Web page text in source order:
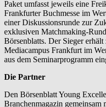
Paket umfasst jeweils eine
Frankfurter Buchmesse im
einer Diskussionsrunde zur
exklusiven Matchmaking-
Börsenblatts. Der Sieger
Mediacampus Frankfurt im
aus dem Seminarprogramm
Die Partner
Den Börsenblatt Young
Branchenmagazin gemeinsam